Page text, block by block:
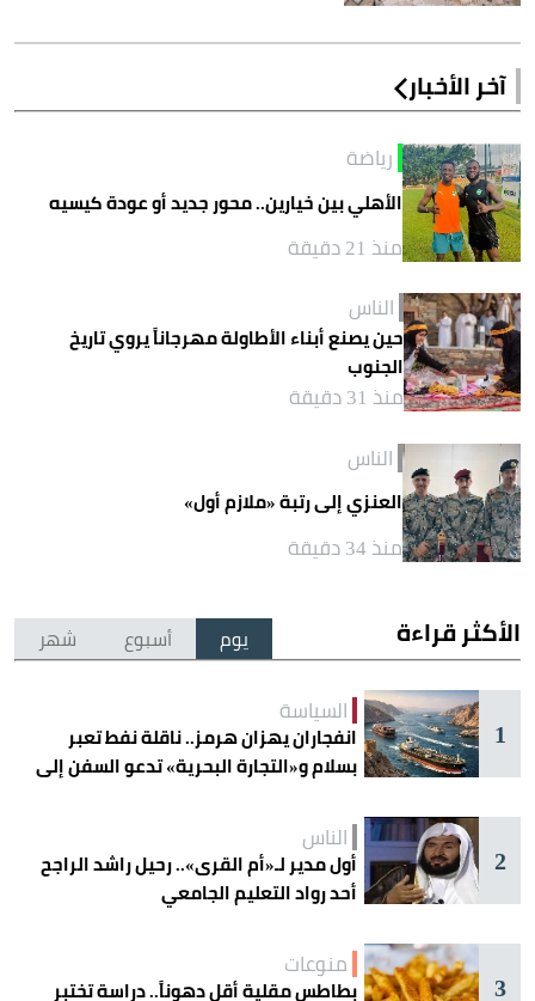
آخر الأخبار
رياضة
الأهلي بين خيارين.. محور جديد أو عودة كيسيه
منذ 21 دقيقة
الناس
حين يصنع أبناء الأطاولة مهرجاناً يروي تاريخ
الجنوب
منذ 31 دقيقة
الناس
العنزي إلى رتبة «ملازم أول»
منذ 34 دقيقة
الأكثر قراءة يوم أسبوع شهر
1
السياسة
انفجاران يهزان هرمز.. ناقلة نفط تعبر
بسلام و«التجارة البحرية» تدعو السفن إلى
2
الناس
أول مدير لـ«أم القرى».. رحيل راشد الراجح
أحد رواد التعليم الجامعي
3
منوعات
بطاطس مقلية أقل دهوناً.. دراسة تختبر